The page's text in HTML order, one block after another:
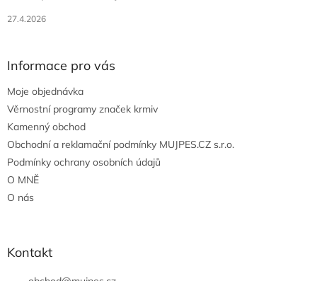
27.4.2026
Informace pro vás
Moje objednávka
Věrnostní programy značek krmiv
Kamenný obchod
Obchodní a reklamační podmínky MUJPES.CZ s.r.o.
Podmínky ochrany osobních údajů
O MNĚ
O nás
Kontakt